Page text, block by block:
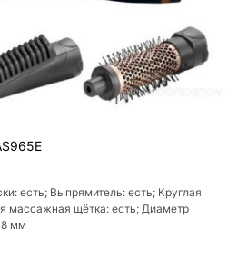
есть; Выпрямитель: есть; Круглая
массажная щётка: есть; Диаметр
мм